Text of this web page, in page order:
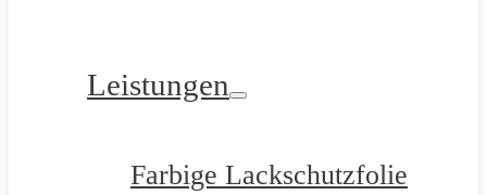
Leistungen
Farbige Lackschutzfolie